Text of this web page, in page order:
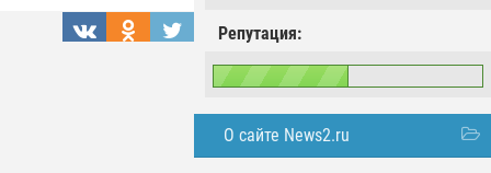
Репутация:
О сайте News2.ru